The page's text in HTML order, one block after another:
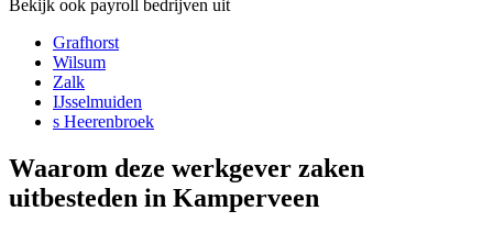
Bekijk ook payroll bedrijven uit
Grafhorst
Wilsum
Zalk
IJsselmuiden
s Heerenbroek
Waarom deze werkgever zaken
uitbesteden in Kamperveen